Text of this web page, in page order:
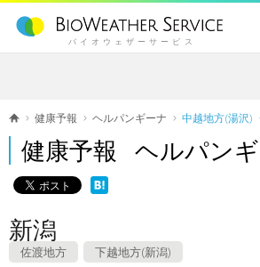
バイオウェザーサービス
健康予報 ヘルパンギーナ 中越地方(湯沢)
健康予報 ヘルパン
新潟
佐渡地方 下越地方(新潟)